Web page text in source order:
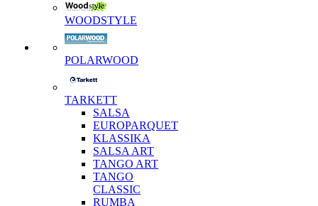
WOODSTYLE
POLARWOOD
TARKETT
SALSA
EUROPARQUET
KLASSIKA
SALSA ART
TANGO ART
TANGO
CLASSIC
RUMBA